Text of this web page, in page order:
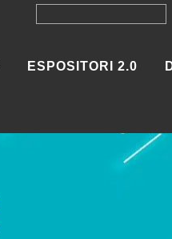
ESPOSITORI 2.0